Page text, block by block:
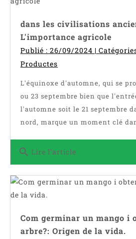
dans les civilisations
L'importance agricole
Publié : 26/09/2024 |
Productes
L'équinoxe d'automne, qui se
ou 23 septembre bien que
l'automne soit le 21 septembre
nord, marque un moment clé
search Lire l'article
Com germinar un mango i
arbre?: Origen de la vida.